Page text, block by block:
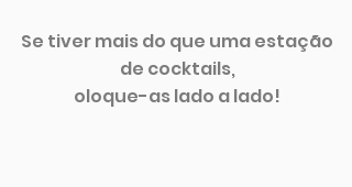
Se tiver mais do que uma estação
de cocktails,
oloque-as lado a lado!